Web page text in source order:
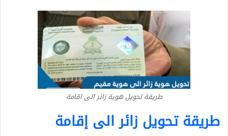
طريقة تحويل هوية زائر الى اقامة
طريقة تحويل زائر الى إقامة